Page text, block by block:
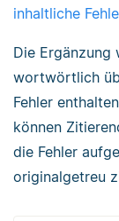
inhaltliche
Die Ergänzung
wortwörtlich
Fehler
können
die Fehler
originalgetreu